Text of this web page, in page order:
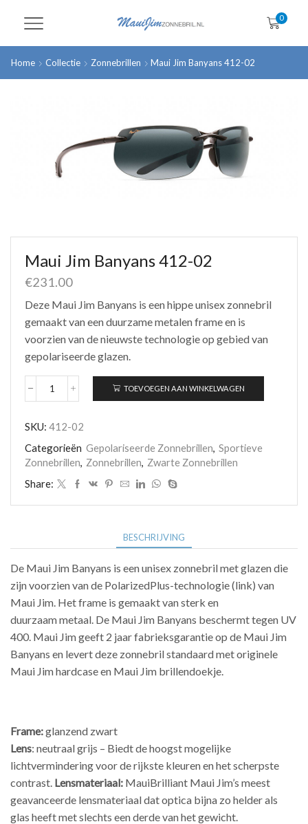
0
Home Collectie Zonnebrillen Maui Jim Banyans 412-02
Maui Jim Banyans 412-02
€231.00
Deze Maui Jim Banyans is een hippe unisex zonnebril
gemaakt van een duurzame metalen frame en is
voorzien van de nieuwste technologie op gebied van
gepolariseerde glazen.
Maui
412-
aantal
TOEVOEGEN AAN WINKELWAGEN
SKU: 412-02
Categorieën Gepolariseerde Zonnebrillen, Sportieve
Zonnebrillen, Zonnebrillen, Zwarte Zonnebrillen
Share:
BESCHRIJVING
De Maui Jim Banyans is een unisex zonnebril met glazen die
zijn voorzien van de PolarizedPlus-technologie (link) van
Maui Jim. Het frame is gemaakt van sterk en
duurzaam metaal. De Maui Jim Banyans beschermt tegen UV
400. Maui Jim geeft 2 jaar fabrieksgarantie op de Maui Jim
Banyans en levert deze zonnebril standaard met originele
Maui Jim hardcase en Maui Jim brillendoekje.
Frame:glanzend zwart
Lens: neutraal grijs – Biedt de hoogst mogelijke
lichtvermindering voor de rijkste kleuren en het scherpste
contrast. Lensmateriaal: MauiBrilliant Maui Jim’s meest
geavanceerde lensmateriaal dat optica bijna zo helder als
glas heeft met slechts een derde van het gewicht.